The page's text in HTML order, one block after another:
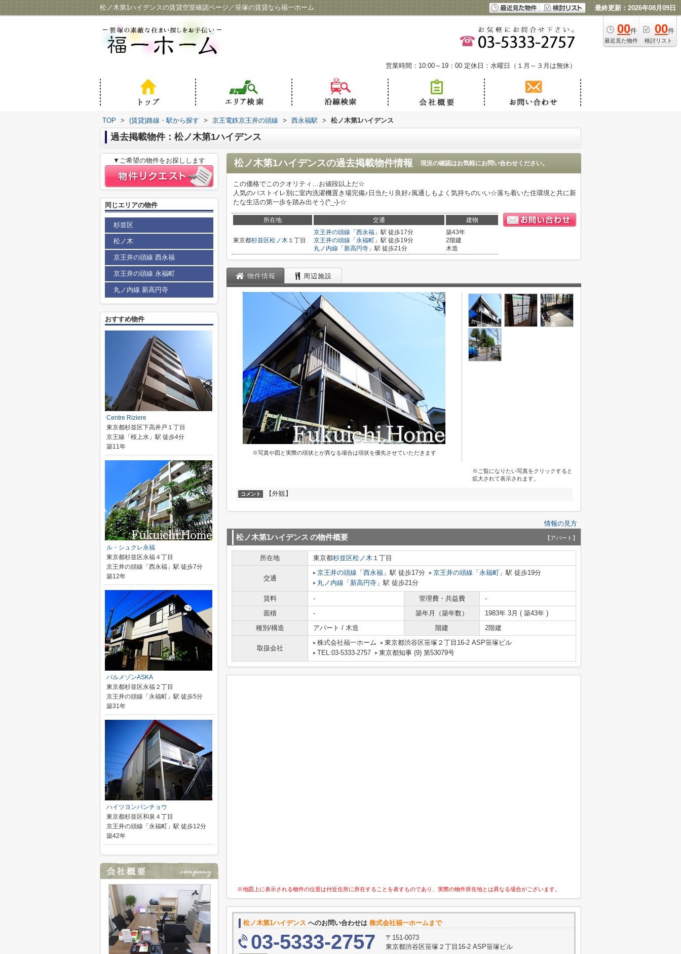
松ノ木第1ハイデンスの賃貸空室確認ページ／笹塚の賃貸なら福一ホーム 最終更新：2026年08月09日
00件
最近見た物件
00件
検討リスト
営業時間：10:00～19：00 定休日：水曜日（１月～３月は無休）
TOP > (賃貸)路線・駅から探す > 京王電鉄京王井の頭線 > 西永福駅 > 松ノ木第1ハイデンス
過去掲載物件：松ノ木第1ハイデンス
松ノ木第1ハイデンスの過去掲載物件情報 現況の確認はお気軽にお問い合わせください。
この価格でこのクオリティ…お値段以上だ☆
人気のバストイレ別に室内洗濯機置き場完備♪日当たり良好♪風通しもよく気持ちのいい☆落ち着いた住環境と共に新
たな生活の第一歩を踏み出そう(^_-)-☆
所在地 交通 建物
東京都杉並区松ノ木 １丁目
京王井の頭線 「 西永福 」駅 徒歩17分
京王井の頭線 「 永福町 」駅 徒歩19分
丸ノ内線 「 新高円寺 」駅 徒歩21分
築43年
2階建
木造
物件情報 周辺施設
※写真や図と実際の現状とが異なる場合は現状を優先させていただきます
※ご覧になりたい写真をクリックすると
拡大されて表示されます。
コメント 【外観】
情報の見方
松ノ木第1ハイデンス の物件概要 【アパート】
所在地 東京都杉並区松ノ木 １丁目
交通
京王井の頭線 「 西永福 」駅 徒歩17分 京王井の頭線 「 永福町 」駅 徒歩19分
丸ノ内線 「 新高円寺 」駅 徒歩21分
賃料 - 管理費・共益費
-
面積
- 築年月（築年数）
1983年 3月 ( 築43年 )
種別/構造
アパート / 木造 階建 2階建
取扱会社
株式会社福一ホーム
東京都渋谷区笹塚２丁目16-2 ASP笹塚ビル
TEL:03-5333-2757
東京都知事 (9) 第53079号
※地図上に表示される物件の位置は付近住所に所在することを表すものであり、実際の物件所在地とは異なる場合がございます。
松ノ木第1ハイデンス へのお問い合わせは 株式会社福一ホームまで
03-5333-2757
〒151-0073
東京都渋谷区笹塚２丁目16-2 ASP笹塚ビル
▼ご希望の物件をお探しします
同じエリアの物件
杉並区
松ノ木
京王井の頭線 西永福
京王井の頭線 永福町
丸ノ内線 新高円寺
おすすめ物件
Centre Riziere
東京都杉並区下高井戸１丁目
京王線「桜上水」駅 徒歩4分
築11年
ル・シュクレ永福
東京都杉並区永福４丁目
京王井の頭線「西永福」駅 徒歩7分
築12年
パルメゾンASKA
東京都杉並区永福２丁目
京王井の頭線「永福町」駅 徒歩5分
築31年
ハイツヨンバンチョウ
東京都杉並区和泉４丁目
京王井の頭線「永福町」駅 徒歩12分
築42年